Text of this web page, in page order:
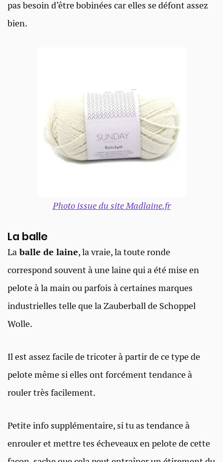
pas besoin d’être bobinées car elles se défont assez
bien.
Photo issue du site Madlaine.fr
La balle​
La balle de laine, la vraie, la toute ronde
correspond souvent à une laine qui a été mise en
pelote à la main ou parfois à certaines marques
industrielles telle que la Zauberball de Schoppel
Wolle.
Il est assez facile de tricoter à partir de ce type de
pelote même si elles ont forcément tendance à
rouler très facilement.
Petite info supplémentaire, si tu as tendance à
enrouler et mettre tes écheveaux en pelote de cette